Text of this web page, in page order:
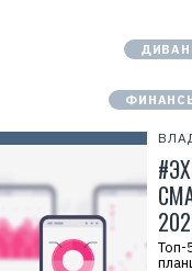
Топ-